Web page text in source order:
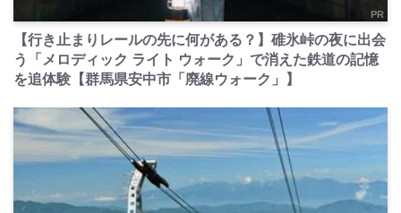
PR
【行き止まりレールの先に何がある？】碓氷峠の夜に出会
う「メロディック ライト ウォーク」で消えた鉄道の記憶
を追体験【群馬県安中市「廃線ウォーク」】